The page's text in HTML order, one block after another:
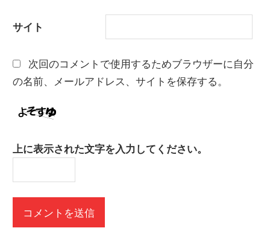
サイト
次回のコメントで使用するためブラウザーに自分
の名前、メールアドレス、サイトを保存する。
上に表示された文字を入力してください。